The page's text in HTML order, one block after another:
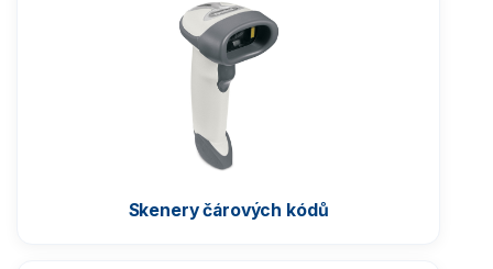
Skenery čárových kódů